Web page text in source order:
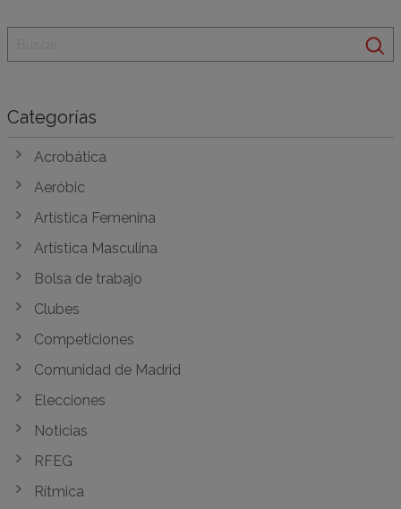
Categorías
Acrobática
Aeróbic
Artística Femenina
Artística Masculina
Bolsa de trabajo
Clubes
Competiciones
Comunidad de Madrid
Elecciones
Noticias
RFEG
Rítmica